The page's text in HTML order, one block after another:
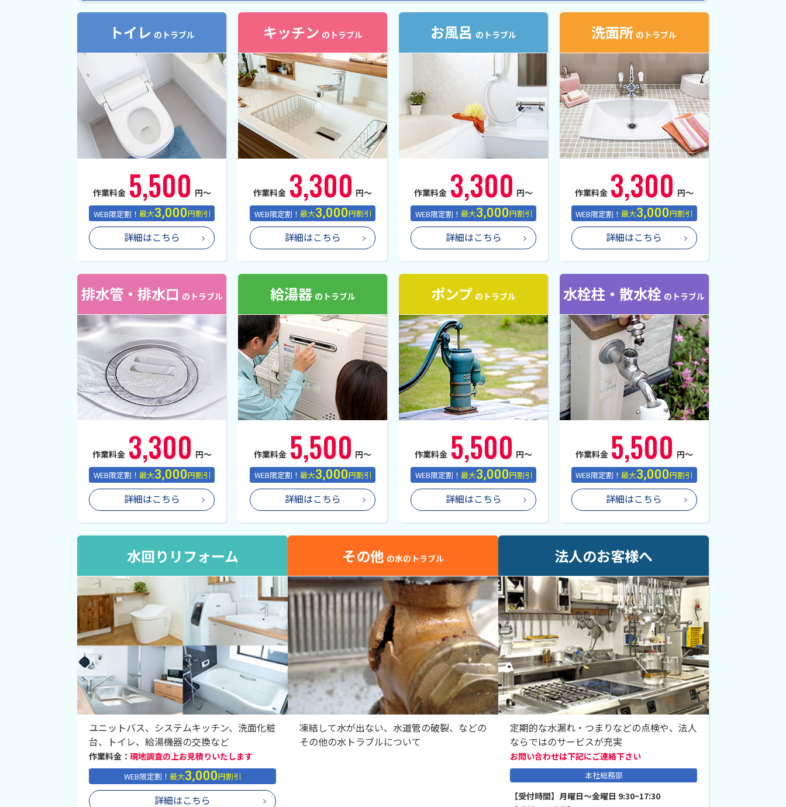
トイレ のトラブル
作業料金 5,500 円〜
WEB限定割！ 最大3,000円割引
詳細はこちら
キッチン のトラブル
作業料金 3,300 円〜
WEB限定割！ 最大3,000円割引
詳細はこちら
お風呂 のトラブル
作業料金 3,300 円〜
WEB限定割！ 最大3,000円割引
詳細はこちら
洗面所 のトラブル
作業料金 3,300 円〜
WEB限定割！最大3,000円割引
詳細はこちら
排水管・排水口 の トラブル
作業料金 3,300 円〜
WEB限定割！ 最大3,000円割引
詳細はこちら
給湯器 のトラブル
作業料金 5,500 円〜
WEB限定割！ 最大3,000円割引
詳細はこちら
ポンプ のトラブル
作業料金 5,500 円〜
WEB限定割！ 最大3,000円割引
詳細はこちら
水栓柱・散水栓 の トラブル
作業料金 5,500 円〜
WEB限定割！最大3,000円割引
詳細はこちら
水回りリフォーム
ユニットバス、システムキッチン、洗面化粧
台、トイレ、給湯機器の交換など
作業料金： 現地調査の上お見積りいたします
WEB限定割！ 最大3,000円割引
詳細はこちら
その他 の水のトラブル
凍結して水が出ない、水道管の破裂、などの
その他の水トラブルについて
法人のお客様へ
定期的な水漏れ・つまりなどの点検や、法人
ならではのサービスが充実
お問い合わせは下記にご連絡下さい
本社総務部
【受付時間】月曜日～金曜日 9:30~17:30